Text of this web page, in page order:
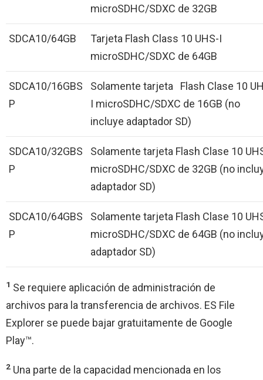
microSDHC/SDXC de 32GB
SDCA10/64GB
Tarjeta Flash Class 10 UHS-I
microSDHC/SDXC de 64GB
SDCA10/16GBS
P
Solamente tarjeta Flash Clase 10
I microSDHC/SDXC de 16GB (no
incluye adaptador SD)
SDCA10/32GBS
P
Solamente tarjeta Flash Clase 10
microSDHC/SDXC de 32GB (no
adaptador SD)
SDCA10/64GBS
P
Solamente tarjeta Flash Clase 10
microSDHC/SDXC de 64GB (no
adaptador SD)
1 Se requiere aplicación de administración de
archivos para la transferencia de archivos. ES File
Explorer se puede bajar gratuitamente de Google
Play™.
2 Una parte de la capacidad mencionada en los